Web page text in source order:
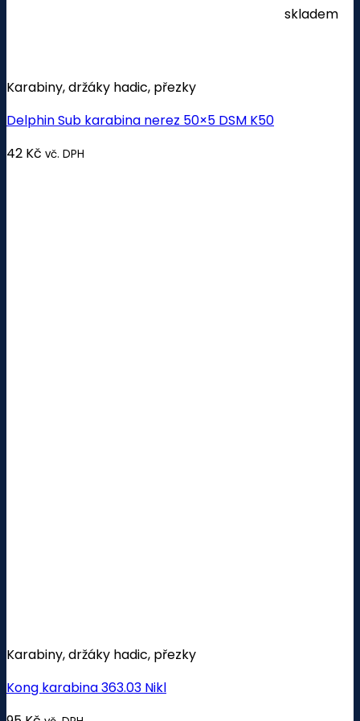
skladem
Karabiny, držáky hadic, přezky
Delphin Sub karabina nerez 50×5 DSM K50
42 Kč vč. DPH
Karabiny, držáky hadic, přezky
Kong karabina 363.03 Nikl